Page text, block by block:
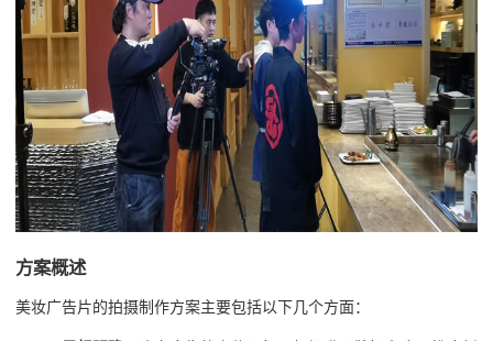
方案概述
美妆广告片的拍摄制作方案主要包括以下几个方面：